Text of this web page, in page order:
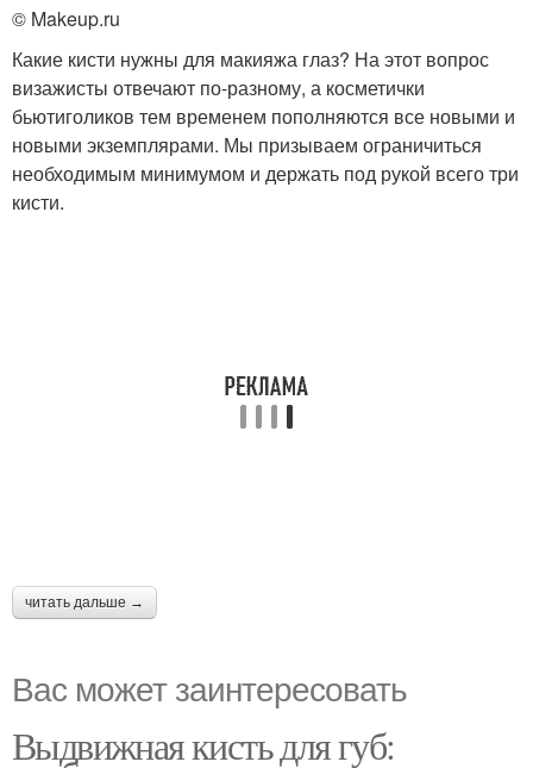
© Makeup.ru
Какие кисти нужны для макияжа глаз? На этот вопрос
визажисты отвечают по-разному, а косметички
бьютиголиков тем временем пополняются все новыми и
новыми экземплярами. Мы призываем ограничиться
необходимым минимумом и держать под рукой всего три
кисти.
читать дальше →
Вас может заинтересовать
Выдвижная кисть для губ: